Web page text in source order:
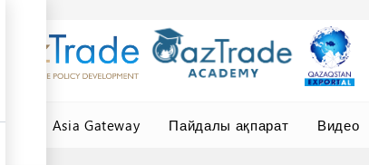
Central Asia Gateway Пайдалы ақпарат Видео